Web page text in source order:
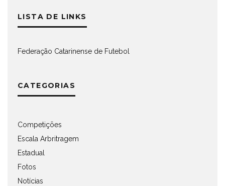
LISTA DE LINKS
Federação Catarinense de Futebol
CATEGORIAS
Competições
Escala Arbritragem
Estadual
Fotos
Notícias